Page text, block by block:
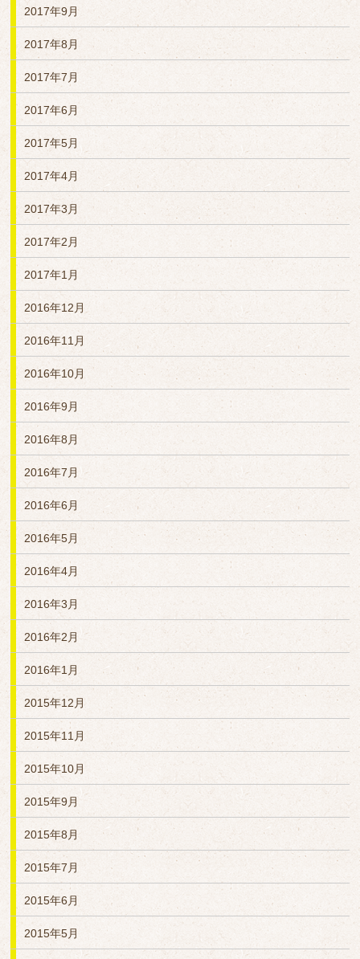
2017年9月
2017年8月
2017年7月
2017年6月
2017年5月
2017年4月
2017年3月
2017年2月
2017年1月
2016年12月
2016年11月
2016年10月
2016年9月
2016年8月
2016年7月
2016年6月
2016年5月
2016年4月
2016年3月
2016年2月
2016年1月
2015年12月
2015年11月
2015年10月
2015年9月
2015年8月
2015年7月
2015年6月
2015年5月